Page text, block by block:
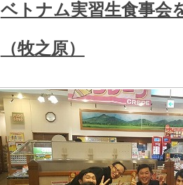
ベトナム実習生食事会
（牧之原）